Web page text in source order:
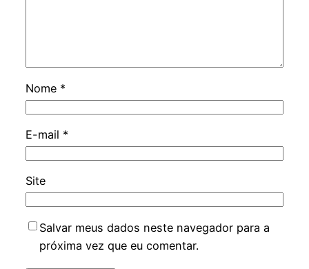
Nome *
E-mail *
Site
Salvar meus dados neste navegador para a
próxima vez que eu comentar.